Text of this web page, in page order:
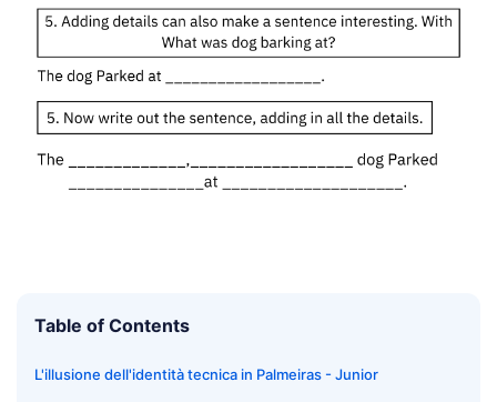
Table of Contents
L'illusione dell'identità tecnica in Palmeiras - Junior